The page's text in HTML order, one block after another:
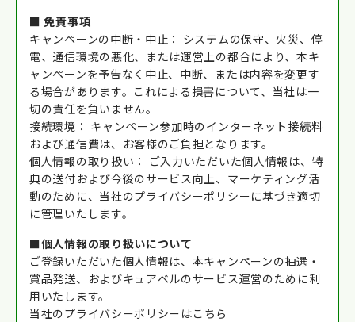
■ 免責事項
キャンペーンの中断・中止： システムの保守、火災、停
電、通信環境の悪化、または運営上の都合により、本キ
ャンペーンを予告なく中止、中断、または内容を変更す
る場合があります。これによる損害について、当社は一
切の責任を負いません。
接続環境： キャンペーン参加時のインターネット接続料
および通信費は、お客様のご負担となります。
個人情報の取り扱い： ご入力いただいた個人情報は、特
典の送付および今後のサービス向上、マーケティング活
動のために、当社のプライバシーポリシーに基づき適切
に管理いたします。
■個人情報の取り扱いについて
ご登録いただいた個人情報は、本キャンペーンの抽選・
賞品発送、およびキュアベルのサービス運営のために利
用いたします。
当社のプライバシーポリシーはこちら